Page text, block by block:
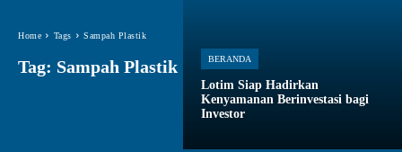
Home Tags Sampah Plastik
Tag: Sampah Plastik BERANDA
Lotim Siap Hadirkan
Kenyamanan Berinvestasi bagi
Investor